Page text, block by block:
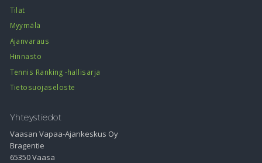
Tilat
Myymälä
Ajanvaraus
Hinnasto
Tennis Ranking -hallisarja
Tietosuojaseloste
Yhteystiedot
Vaasan Vapaa-Ajankeskus Oy
Bragentie
65350 Vaasa